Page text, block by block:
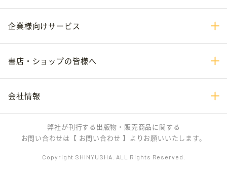
企業様向けサービス
書店・ショップの皆様へ
会社情報
弊社が刊行する出版物・販売商品に関する
お問い合わせは 【 お問い合わせ 】 よりお願いいたします。
Copyright SHINYUSHA. ALL Rights Reserved.